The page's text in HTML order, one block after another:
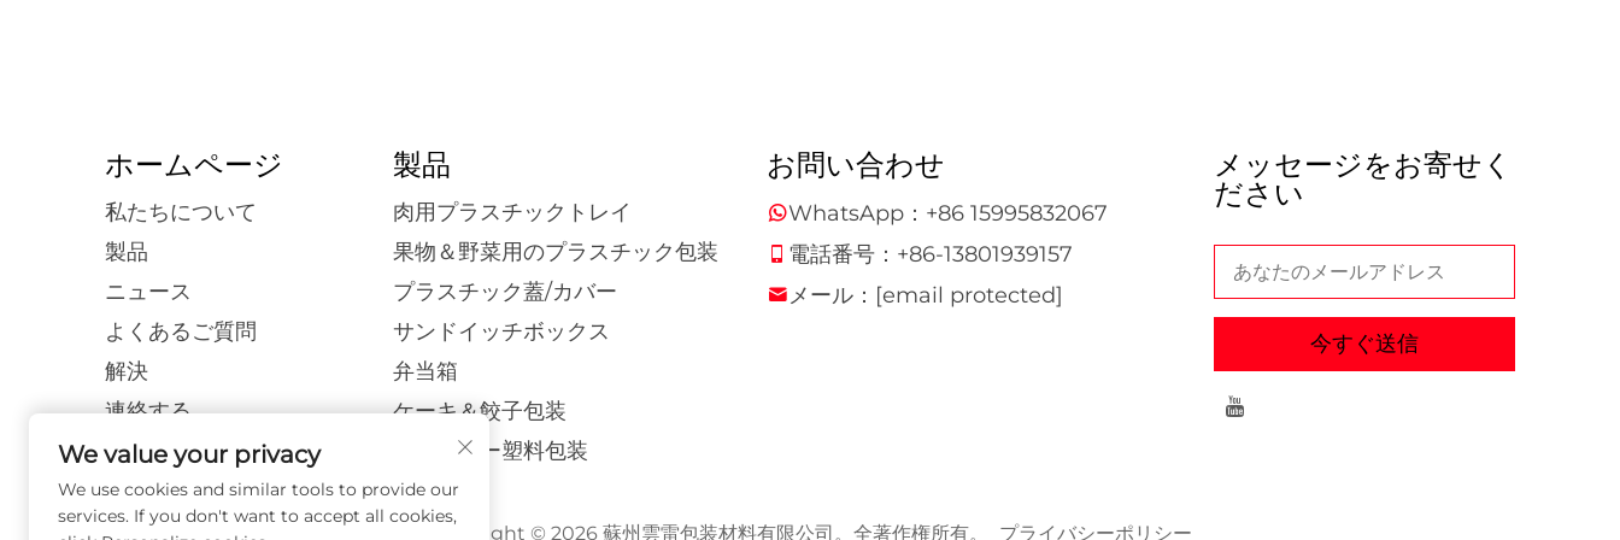
ホームページ
私たちについて
製品
ニュース
よくあるご質問
解決
連絡する
ブログ
製品
肉用プラスチックトレイ
果物＆野菜用のプラスチック包装
プラスチック蓋/カバー
サンドイッチボックス
弁当箱
ケーキ＆餃子包装
ブリスター塑料包装
お問い合わせ
WhatsApp： +86 15995832067
電話番号： +86-13801939157
メール： [email protected]
メッセージをお寄せく
ださい
今すぐ送信
Copyright © 2026 蘇州雲雷包装材料有限公司。全著作権所有。 プライバシーポリシー
We value your privacy
We use cookies and similar tools to provide our
services. If you don't want to accept all cookies,